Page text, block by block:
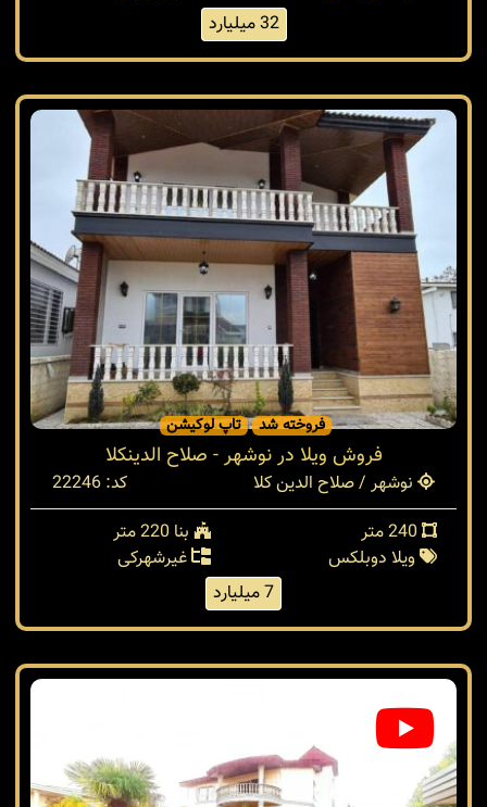
32 میلیارد
فروخته شد تاپ لوکیشن
فروش ویلا در نوشهر - صلاح الدینکلا
نوشهر / صلاح الدین کلا
کد: 22246
بنا 220 متر
ویلا دوبلکس
غیرشهرکی
7 میلیارد